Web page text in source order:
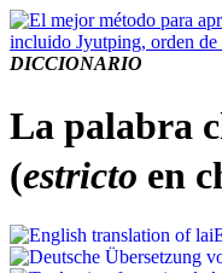
DICCIONARIO
La palabra
(estricto en